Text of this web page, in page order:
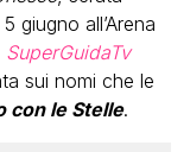
giugno all’Arena
SuperGuidaTv
sui nomi che le
con le Stelle.